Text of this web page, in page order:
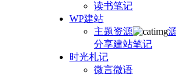
读书笔记
WP建站
主题资源
分享建站笔记
时光札记
微言微语